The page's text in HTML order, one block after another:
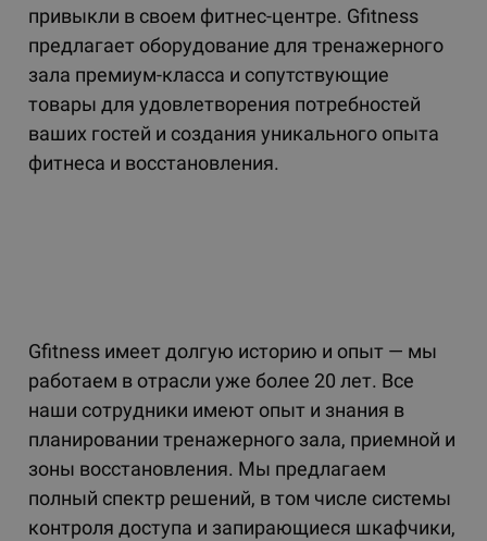
привыкли в своем фитнес-центре. Gfitness
предлагает оборудование для тренажерного
зала премиум-класса и сопутствующие
товары для удовлетворения потребностей
ваших гостей и создания уникального опыта
фитнеса и восстановления.
Gfitness имеет долгую историю и опыт — мы
работаем в отрасли уже более 20 лет. Все
наши сотрудники имеют опыт и знания в
планировании тренажерного зала, приемной и
зоны восстановления. Мы предлагаем
полный спектр решений, в том числе системы
контроля доступа и запирающиеся шкафчики,